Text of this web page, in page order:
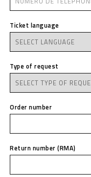
Ticket language
Type of request
Order number
Return number (RMA)